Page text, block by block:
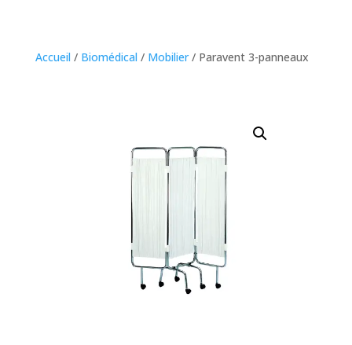
Accueil / Biomédical / Mobilier/ Paravent 3-panneaux